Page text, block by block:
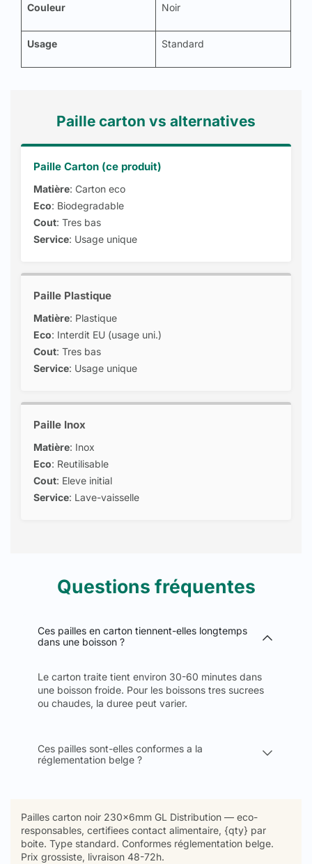
Couleur Noir
Usage Standard
Paille carton vs alternatives
Paille Carton (ce produit)
Matière: Carton eco
Eco: Biodegradable
Cout: Tres bas
Service: Usage unique
Paille Plastique
Matière: Plastique
Eco: Interdit EU (usage uni.)
Cout: Tres bas
Service: Usage unique
Paille Inox
Matière: Inox
Eco: Reutilisable
Cout: Eleve initial
Service: Lave-vaisselle
Questions fréquentes
Ces pailles en carton tiennent-elles longtemps
dans une boisson ?
Le carton traite tient environ 30-60 minutes dans
une boisson froide. Pour les boissons tres sucrees
ou chaudes, la duree peut varier.
Ces pailles sont-elles conformes a la
réglementation belge ?
Pailles carton noir 230x6mm GL Distribution — eco-
responsables, certifiees contact alimentaire, {qty} par
boite. Type standard. Conformes réglementation belge.
Prix grossiste, livraison 48-72h.